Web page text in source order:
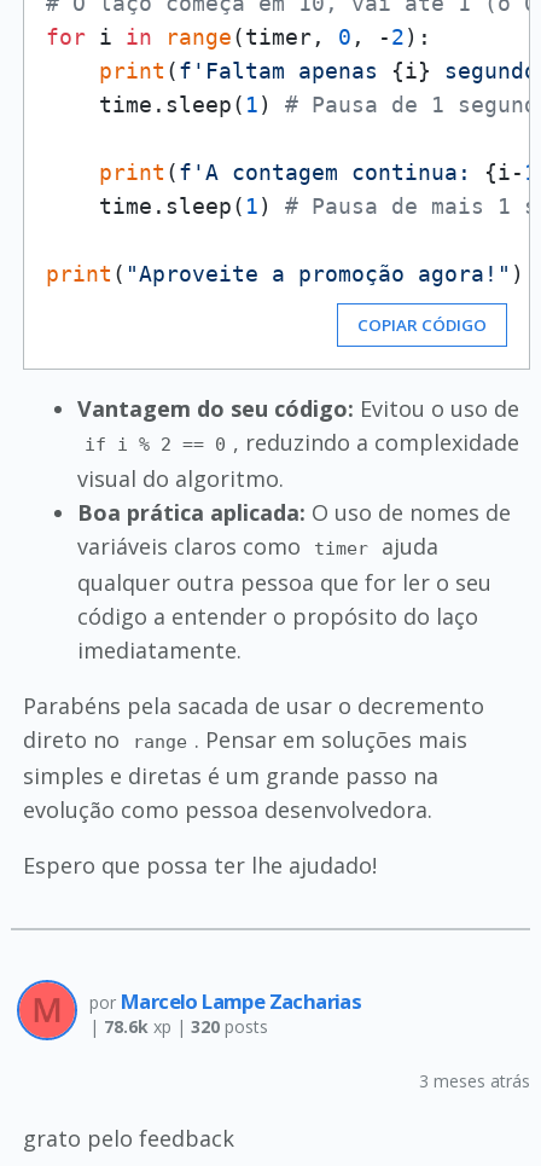
for i in range(timer, 0 , -2):
print (f'Faltam apenas {i}
    time.sleep(
1) # Pausa de 1
print (f'A contagem continua: {i- 1
    time.sleep(
1) # Pausa de mais 1
print ( "Aproveite a promoção agora!"
COPIAR CÓDIGO
Vantagem do seu código: Evitou o uso de
if i % 2 == 0 , reduzindo a complexidade
visual do algoritmo.
Boa prática aplicada: O uso de nomes de
variáveis claros como
timer
ajuda
qualquer outra pessoa que for ler o seu
código a entender o propósito do laço
imediatamente.
Parabéns pela sacada de usar o decremento
direto no
range . Pensar em soluções mais
simples e diretas é um grande passo na
evolução como pessoa desenvolvedora.
Espero que possa ter lhe ajudado!
por Marcelo Lampe Zacharias
| 78.6kxp | 320posts
3 meses atrás
grato pelo feedback